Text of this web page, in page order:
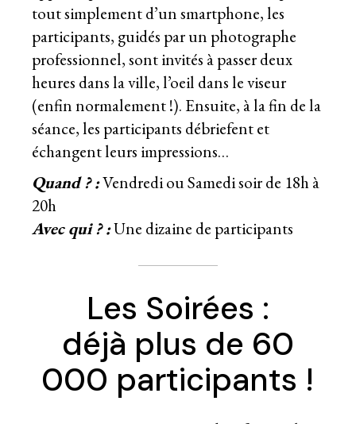
tout simplement d’un smartphone, les
participants, guidés par un photographe
professionnel, sont invités à passer deux
heures dans la ville, l’oeil dans le viseur
(enfin normalement !). Ensuite, à la fin de la
séance, les participants débriefent et
échangent leurs impressions…
Quand ? :Vendredi ou Samedi soir de 18h à
20h
Avec qui ? :Une dizaine de participants
Les Soirées :
déjà plus de 60
000 participants !